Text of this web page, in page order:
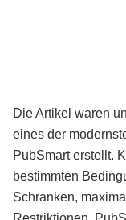
Die Artikel waren
eines der
PubSmart erstellt.
bestimmten
Schranken,